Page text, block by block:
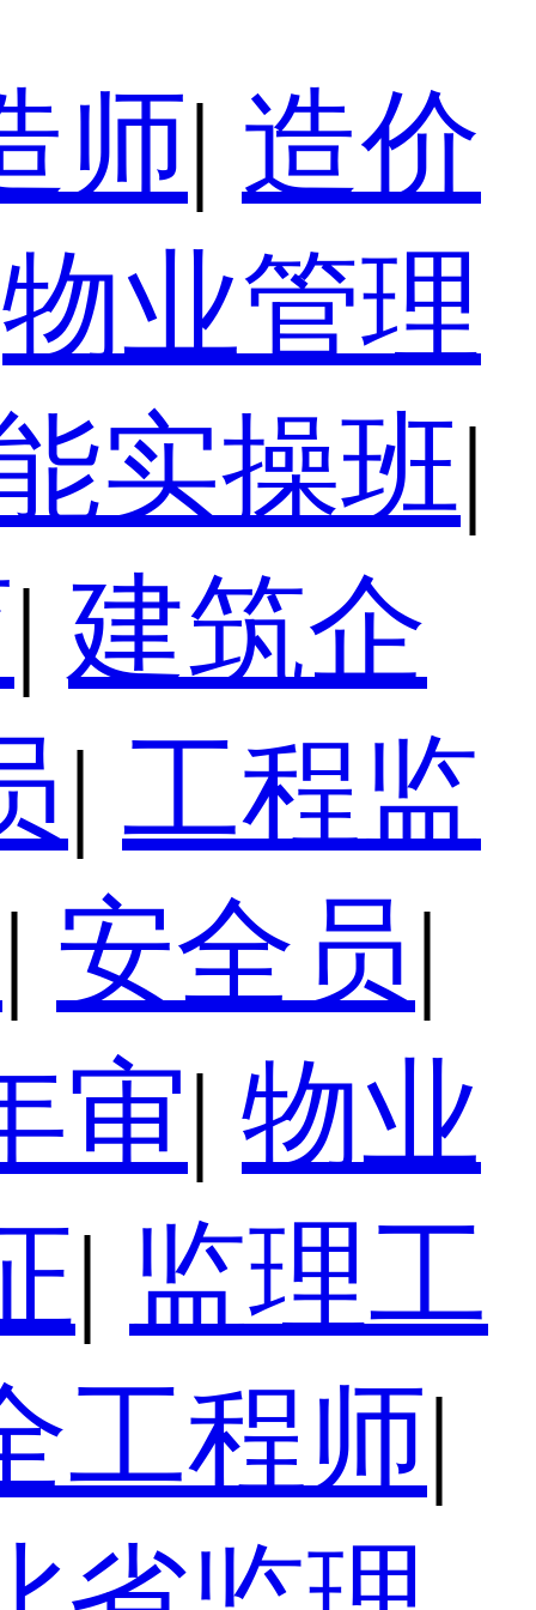
师| 造价
物业管理
实操班|
| 建筑企
| 工程监
| 安全员|
审| 物业
| 监理工
工程师|